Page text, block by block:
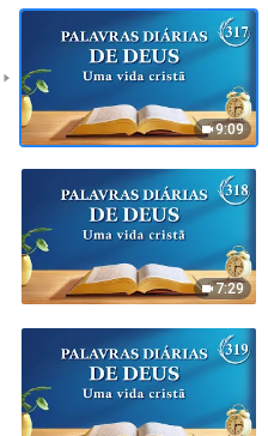
9:09
7:29